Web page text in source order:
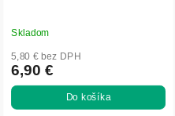
Skladom
5,80 € bez DPH
6,90 €
Do košíka